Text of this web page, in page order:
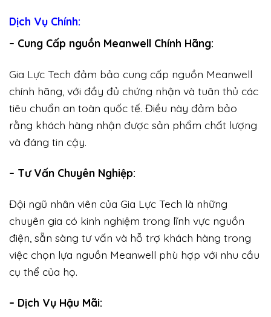
Dịch Vụ Chính:
– Cung Cấp nguồn Meanwell Chính Hãng:
Gia Lực Tech đảm bảo cung cấp nguồn Meanwell
chính hãng, với đầy đủ chứng nhận và tuân thủ các
tiêu chuẩn an toàn quốc tế. Điều này đảm bảo
rằng khách hàng nhận được sản phẩm chất lượng
và đáng tin cậy.
– Tư Vấn Chuyên Nghiệp:
Đội ngũ nhân viên của Gia Lực Tech là những
chuyên gia có kinh nghiệm trong lĩnh vực nguồn
điện, sẵn sàng tư vấn và hỗ trợ khách hàng trong
việc chọn lựa nguồn Meanwell phù hợp với nhu cầu
cụ thể của họ.
– Dịch Vụ Hậu Mãi: